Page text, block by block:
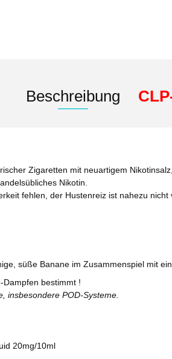
Beschreibung
Zigaretten mit neuartigem
Nikotin.
fehlen, der Hustenreiz ist nahezu nicht
süße Banane im Zusammenspiel mit
Dampfen bestimmt !
insbesondere POD-Systeme.
20mg/10ml